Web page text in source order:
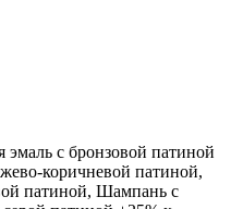
с бронзовой патиной
коричневой патиной,
патиной, Шампань с